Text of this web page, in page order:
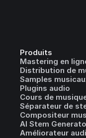
Produits
Mastering en
Distribution de
Samples
Plugins audio
Cours de
Séparateur de
Compositeur
AI Stem
Améliorateur